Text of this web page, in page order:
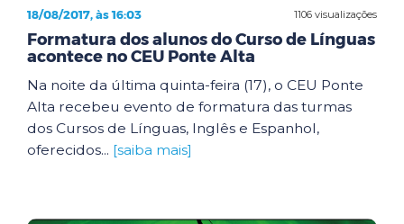
1106 visualizações
18/08/2017, às 16:03
Formatura dos alunos do Curso de Línguas
acontece no CEU Ponte Alta
Na noite da última quinta-feira (17), o CEU Ponte
Alta recebeu evento de formatura das turmas
dos Cursos de Línguas, Inglês e Espanhol,
oferecidos... [saiba mais]